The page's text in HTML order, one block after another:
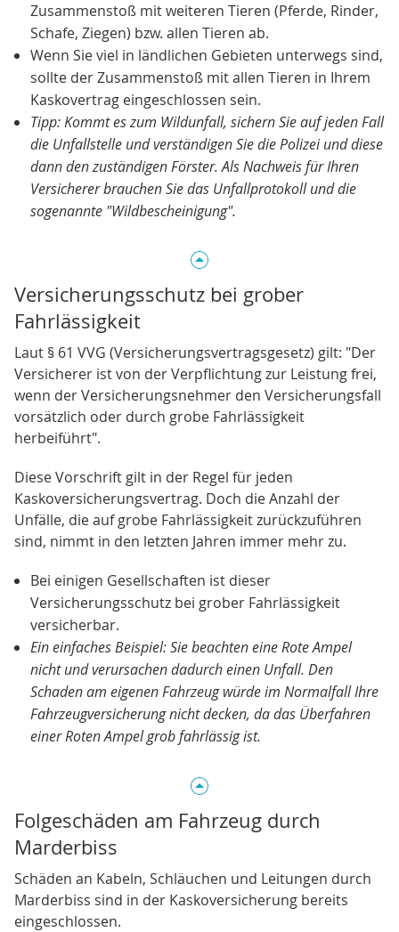
Zusammenstoß mit weiteren Tieren (Pferde, Rinder,
Schafe, Ziegen) bzw. allen Tieren ab.
Wenn Sie viel in ländlichen Gebieten unterwegs sind,
sollte der Zusammenstoß mit allen Tieren in Ihrem
Kaskovertrag eingeschlossen sein.
Tipp: Kommt es zum Wildunfall, sichern Sie auf jeden Fall
die Unfallstelle und verständigen Sie die Polizei und diese
dann den zuständigen Förster. Als Nachweis für Ihren
Versicherer brauchen Sie das Unfallprotokoll und die
sogenannte "Wildbescheinigung".
Versicherungsschutz bei grober
Fahrlässigkeit
Laut § 61 VVG (Versicherungsvertragsgesetz) gilt: "Der
Versicherer ist von der Verpflichtung zur Leistung frei,
wenn der Versicherungsnehmer den Versicherungsfall
vorsätzlich oder durch grobe Fahrlässigkeit
herbeiführt".
Diese Vorschrift gilt in der Regel für jeden
Kaskoversicherungsvertrag. Doch die Anzahl der
Unfälle, die auf grobe Fahrlässigkeit zurückzuführen
sind, nimmt in den letzten Jahren immer mehr zu.
Bei einigen Gesellschaften ist dieser
Versicherungsschutz bei grober Fahrlässigkeit
versicherbar.
Ein einfaches Beispiel: Sie beachten eine Rote Ampel
nicht und verursachen dadurch einen Unfall. Den
Schaden am eigenen Fahrzeug würde im Normalfall Ihre
Fahrzeugversicherung nicht decken, da das Überfahren
einer Roten Ampel grob fahrlässig ist.
Folgeschäden am Fahrzeug durch
Marderbiss
Schäden an Kabeln, Schläuchen und Leitungen durch
Marderbiss sind in der Kaskoversicherung bereits
eingeschlossen.